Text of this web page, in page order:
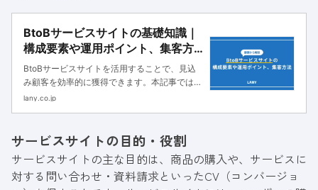
BtoBサービスサイトの基礎知識｜
構成要素や運用ポイント、集客方
法も解説
BtoBサービスサイトを活用することで、見込
み顧客を効率的に獲得できます。本記事では、
BtoBサービスサイトの基礎知識や構成要素、
lany.co.jp
サービスサイトの目的・役割
サービスサイトの主な目的は、商品の購入や、サービスに
対する問い合わせ・資料請求といったCV（コンバージョ